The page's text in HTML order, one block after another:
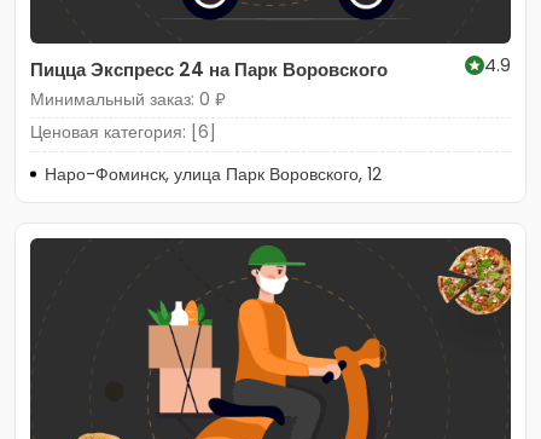
Пицца Экспресс 24 на Парк Воровского
4.9
Минимальный заказ: 0 ₽
Ценовая категория: [6]
Наро-Фоминск, улица Парк Воровского, 12